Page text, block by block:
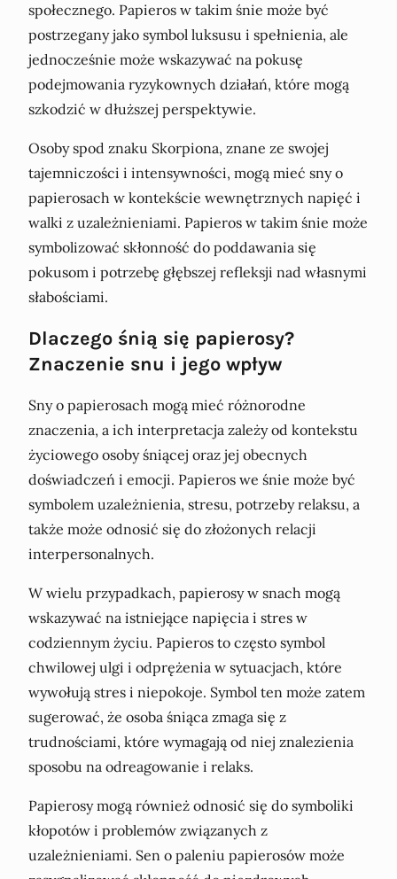
społecznego. Papieros w takim śnie może być
postrzegany jako symbol luksusu i spełnienia, ale
jednocześnie może wskazywać na pokusę
podejmowania ryzykownych działań, które mogą
szkodzić w dłuższej perspektywie.
Osoby spod znaku Skorpiona, znane ze swojej
tajemniczości i intensywności, mogą mieć sny o
papierosach w kontekście wewnętrznych napięć i
walki z uzależnieniami. Papieros w takim śnie może
symbolizować skłonność do poddawania się
pokusom i potrzebę głębszej refleksji nad własnymi
słabościami.
Dlaczego śnią się papierosy?
Znaczenie snu i jego wpływ
Sny o papierosach mogą mieć różnorodne
znaczenia, a ich interpretacja zależy od kontekstu
życiowego osoby śniącej oraz jej obecnych
doświadczeń i emocji. Papieros we śnie może być
symbolem uzależnienia, stresu, potrzeby relaksu, a
także może odnosić się do złożonych relacji
interpersonalnych.
W wielu przypadkach, papierosy w snach mogą
wskazywać na istniejące napięcia i stres w
codziennym życiu. Papieros to często symbol
chwilowej ulgi i odprężenia w sytuacjach, które
wywołują stres i niepokoje. Symbol ten może zatem
sugerować, że osoba śniąca zmaga się z
trudnościami, które wymagają od niej znalezienia
sposobu na odreagowanie i relaks.
Papierosy mogą również odnosić się do symboliki
kłopotów i problemów związanych z
uzależnieniami. Sen o paleniu papierosów może